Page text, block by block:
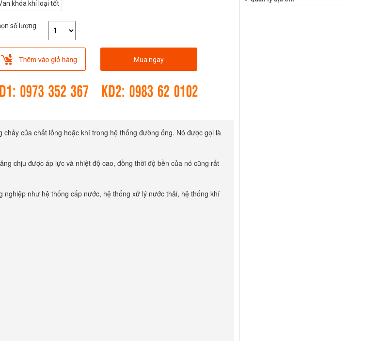
khóa khí loại tốt
số lượng
Mua ngay
của chất lỏng hoặc khí trong hệ thống đường ống. Nó được gọi là
chịu được áp lực và nhiệt độ cao, đồng thời độ bền của nó cũng rất
như hệ thống cấp nước, hệ thống xử lý nước thải, hệ thống khí